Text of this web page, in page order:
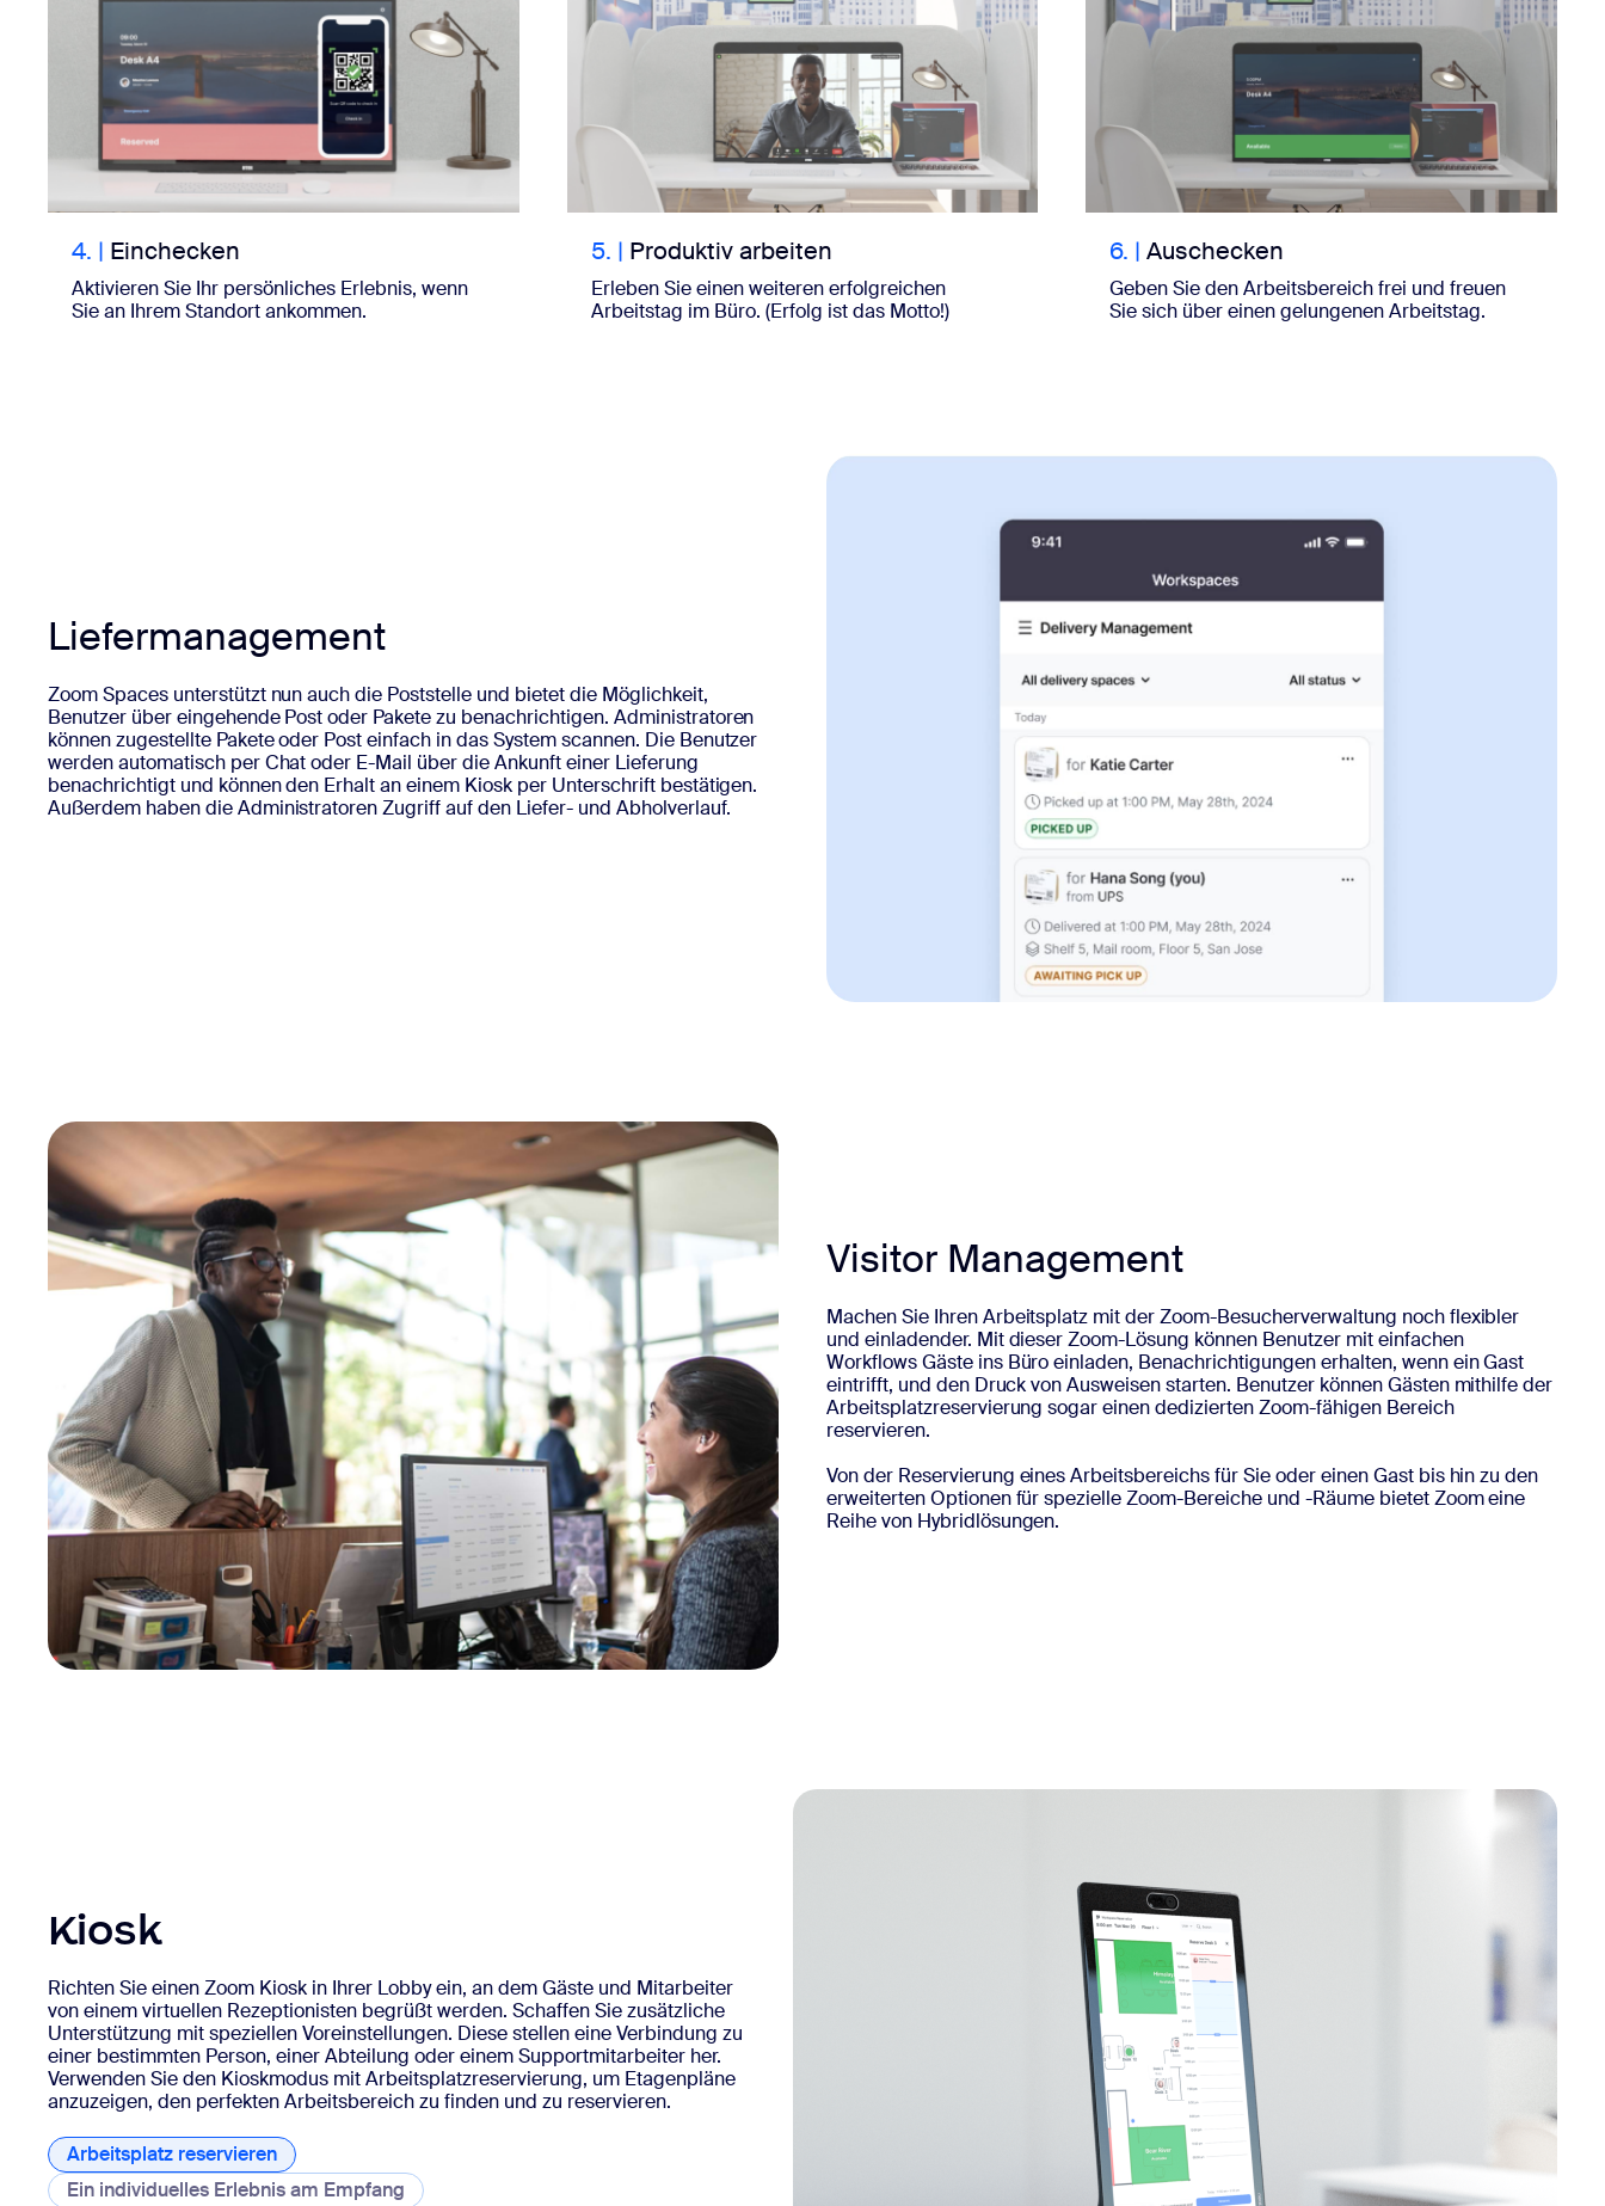
4. | Einchecken
Aktivieren Sie Ihr persönliches Erlebnis, wenn
Sie an Ihrem Standort ankommen.
5. | Produktiv arbeiten
Erleben Sie einen weiteren erfolgreichen
Arbeitstag im Büro. (Erfolg ist das Motto!)
6. | Auschecken
Geben Sie den Arbeitsbereich frei und freuen
Sie sich über einen gelungenen Arbeitstag.
Liefermanagement
Zoom Spaces unterstützt nun auch die Poststelle und bietet die Möglichkeit,
Benutzer über eingehende Post oder Pakete zu benachrichtigen. Administratoren
können zugestellte Pakete oder Post einfach in das System scannen. Die Benutzer
werden automatisch per Chat oder E-Mail über die Ankunft einer Lieferung
benachrichtigt und können den Erhalt an einem Kiosk per Unterschrift bestätigen.
Außerdem haben die Administratoren Zugriff auf den Liefer- und Abholverlauf.
Visitor Management
Machen Sie Ihren Arbeitsplatz mit der Zoom-Besucherverwaltung noch flexibler
und einladender. Mit dieser Zoom-Lösung können Benutzer mit einfachen
Workflows Gäste ins Büro einladen, Benachrichtigungen erhalten, wenn ein Gast
eintrifft, und den Druck von Ausweisen starten. Benutzer können Gästen mithilfe der
Arbeitsplatzreservierung sogar einen dedizierten Zoom-fähigen Bereich
reservieren.
Von der Reservierung eines Arbeitsbereichs für Sie oder einen Gast bis hin zu den
erweiterten Optionen für spezielle Zoom-Bereiche und -Räume bietet Zoom eine
Reihe von Hybridlösungen.
Kiosk
Richten Sie einen Zoom Kiosk in Ihrer Lobby ein, an dem Gäste und Mitarbeiter
von einem virtuellen Rezeptionisten begrüßt werden. Schaffen Sie zusätzliche
Unterstützung mit speziellen Voreinstellungen. Diese stellen eine Verbindung zu
einer bestimmten Person, einer Abteilung oder einem Supportmitarbeiter her.
Verwenden Sie den Kioskmodus mit Arbeitsplatzreservierung, um Etagenpläne
anzuzeigen, den perfekten Arbeitsbereich zu finden und zu reservieren.
Arbeitsplatz reservieren
Ein individuelles Erlebnis am Empfang